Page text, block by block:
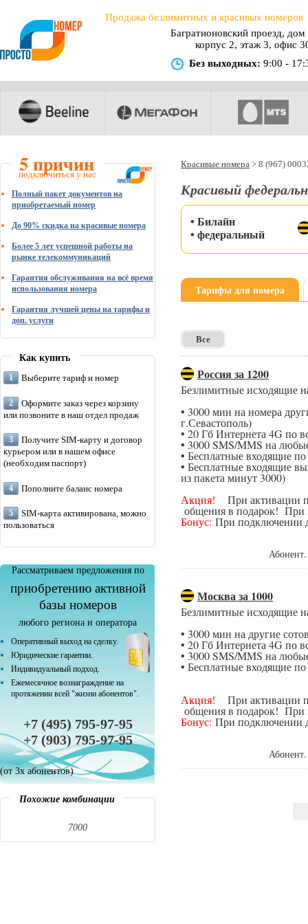
Продажа безлимитных и красивых номеров
Багратионовский проезд, дом
корпус 2, этаж 3, офис
Без выходных: 9:00 -
5 причин
подключиться у нас
Полный пакет документов на
приобретаемый номер
До 90% скидка на красивые номера
Более 5 лет успешной работы на
рынке телекоммуникаций
Гарантия обслуживания на всё время
использования номера
Гарантия лучшей цены на тарифы и
доп. услуги
Как купить
Выберите тариф и номер
Оформите заказ через корзину
или позвоните в наш отдел продаж
Получите SIM-карту и договор
курьером или в нашем офисе
(необходим паспорт)
Пополните баланс номера
SIM-карта активирована, можно
пользоваться
Рассматриваем предложения по
приобретению активной
базы номеров
любого региона и оператора
Оперативный выход на сделку.
Юридические гарантии.
Индивидуальный подход.
Ежемесячное вознаграждение на
протяжении всей "жизни абонентов".
+7 (495) 795-97-95
+7 (903) 795-97-95
(от 3х абонентов)
Похожие комбинации
7000
Красивые номера > 8 (967)
Красивый
• Билайн
• федеральный
Тарифы для номера
Все
Россия за 1200
Безлимитные исходящие
• 3000 мин на номера
г.Севастополь)
• 20 Гб Интернета 4G по
• 3000 SMS/MMS на
• Бесплатные входящие
• Бесплатные входящие
из пакета минут 3000)
Акция! При активации
общения в подарок! При
Бонус: При подключении
Москва за 1000
Безлимитные исходящие
• 3000 мин на другие
• 20 Гб Интернета 4G по
• 3000 SMS/MMS на
• Бесплатные входящие
Акция! При активации
общения в подарок! При
Бонус: При подключении